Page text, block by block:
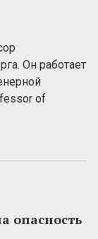
Он работает
of
опасность